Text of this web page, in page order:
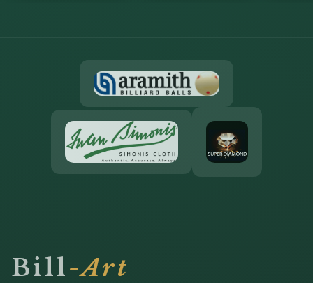
Bill-Art